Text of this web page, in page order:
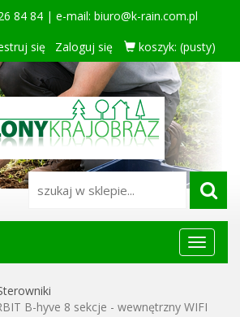
84 84 | e-mail: biuro@k-rain.com.pl
się
Zaloguj się koszyk: (pusty)
Menu
główne
B-hyve 8 sekcje - wewnętrzny WIFI